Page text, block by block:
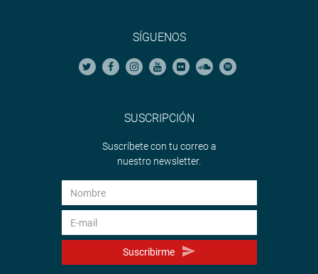
SÍGUENOS
SUSCRIPCIÓN
Suscríbete con tu correo a
nuestro newsletter.
Suscribirme